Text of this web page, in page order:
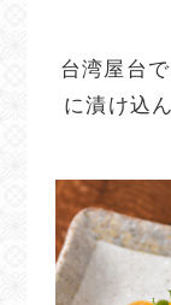
台湾屋台
に漬け込